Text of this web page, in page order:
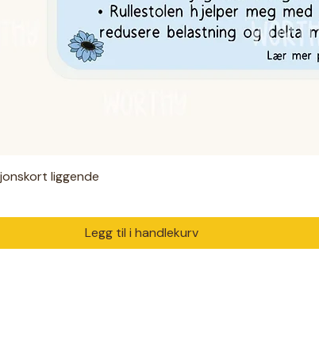
liggende
Legg til i handlekurv